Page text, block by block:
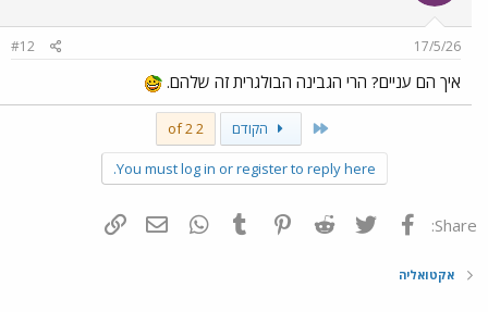
17/5/26
#12
איך הם עניים? הרי הגבינה הבולגרית זה שלהם.
First הקודם 2 of 2
You must log in or register to reply here.
Share: פייסבוק Twitter
Reddit
Pinterest
Tumblr
WhatsAppדואר אלקטרוני
אקטואליה